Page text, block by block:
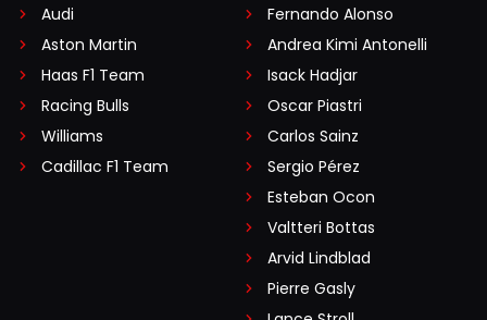
Audi
Aston Martin
Haas F1 Team
Racing Bulls
Williams
Cadillac F1 Team
Fernando Alonso
Andrea Kimi Antonelli
Isack Hadjar
Oscar Piastri
Carlos Sainz
Sergio Pérez
Esteban Ocon
Valtteri Bottas
Arvid Lindblad
Pierre Gasly